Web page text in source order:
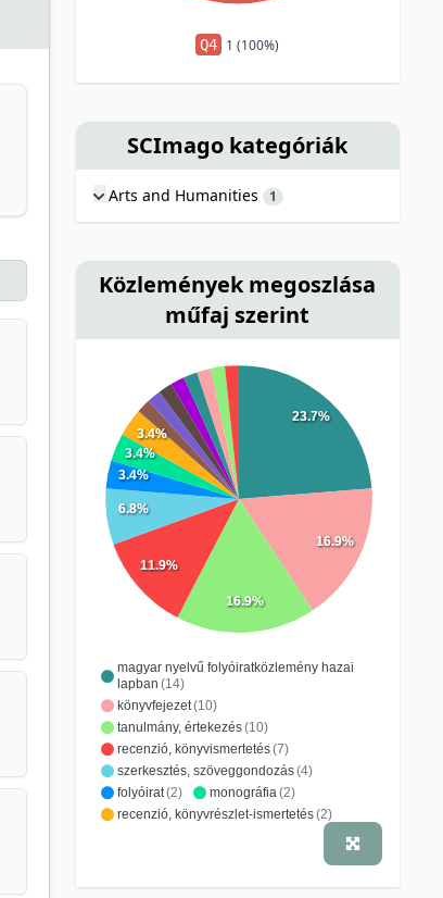
Q4 1 (100%)
SCImago kategóriák
Arts and Humanities 1
Közlemények megoszlása
műfaj szerint
magyar nyelvű folyóiratközlemény hazai
lapban (14)
könyvfejezet(10)
tanulmány, értekezés(10)
recenzió, könyvismertetés(7)
szerkesztés, szöveggondozás(4)
folyóirat(2) monográfia (2)
recenzió, könyvrészlet-ismertetés(2)
idegen nyelvű folyóiratközlemény hazai
23.7%
16.9%
16.9%
11.9%
6.8%
3.4%
3.4%
3.4%